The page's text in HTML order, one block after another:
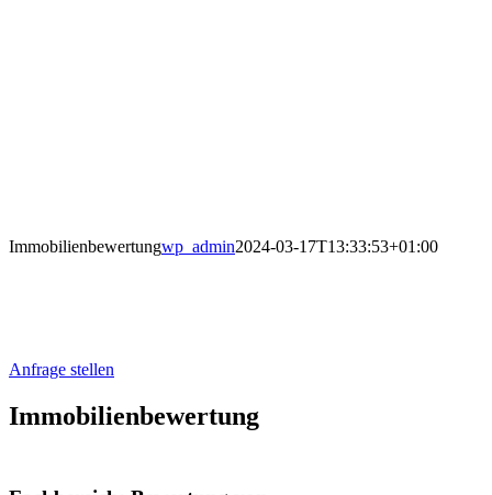
Immobilienbewertungwp_admin2024-03-17T13:33:53+01:00
Anfrage stellen
Immobilienbewertung